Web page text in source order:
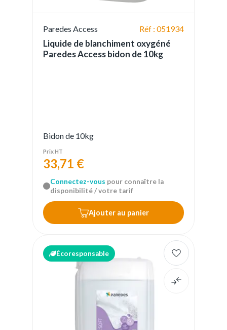
Paredes Access Réf : 051934
Liquide de blanchiment oxygéné
Paredes Access bidon de 10kg
Bidon de 10kg
Prix HT
33,71 €
Connectez-vous pour connaître la
disponibilité / votre tarif
Ajouter au panier
Écoresponsable